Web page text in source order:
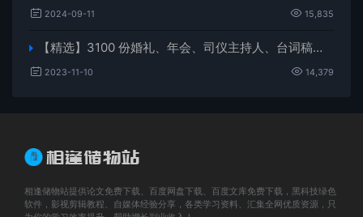
2024-09-11 15,835
【精选】3100 份婚礼、年会、司仪主持人、台词稿、节日生日、晚会、开场、开场白素材
2023-11-10 14,379
相逢储物站提供论文免费下载、百度网盘下载、百度文库免费下载，黑科技绿色
软件，影视剪辑教程、自媒体经验分享，各类学习资料、汇集全网优质资源，只